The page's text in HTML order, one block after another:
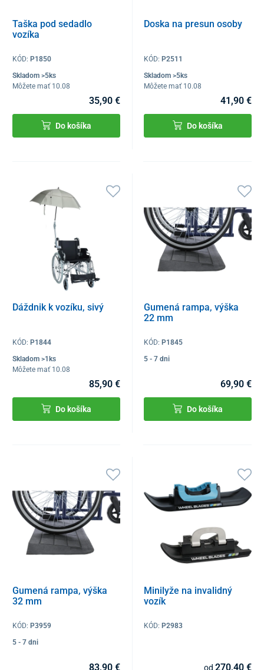
Taška pod sedadlo
vozíka
KÓD: P1850
Skladom >5ks
Môžete mať 10.08
35,90 €
Do košíka
Doska na presun osoby
KÓD: P2511
Skladom >5ks
Môžete mať 10.08
41,90 €
Do košíka
Dáždnik k vozíku, sivý
KÓD: P1844
Skladom >1ks
Môžete mať 10.08
85,90 €
Do košíka
Gumená rampa, výška
22 mm
KÓD: P1845
5 - 7 dni
69,90 €
Do košíka
Gumená rampa, výška
32 mm
KÓD: P3959
5 - 7 dni
83,90 €
Minilyže na invalidný
vozík
KÓD: P2983
od 270,40 €